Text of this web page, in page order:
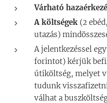
Várható
A költségek (2
utazás)
A jelentkezéssel
forintot) kérjük
útiköltség, melyet
tudunk
válhat a